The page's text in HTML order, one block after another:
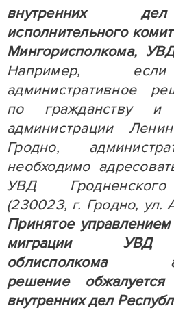
внутренних
исполнительного
Мингорисполкома,
Например,
административное
по гражданству
администрации
Гродно,
необходимо
УВД
(230023, г. Гродно, ул.
Принятое
миграции УВД
облисполкома
решение
внутренних дел